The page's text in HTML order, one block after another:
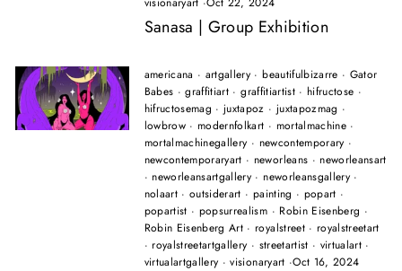
Sanasa | Group Exhibition
americana · artgallery ·beautifulbizarre · Gator
Babes ·graffitiart ·graffitiartist· hifructose ·
hifructosemag ·juxtapoz · juxtapozmag ·
lowbrow · modernfolkart · mortalmachine·
mortalmachinegallery · newcontemporary ·
newcontemporaryart · neworleans · neworleansart
· neworleansartgallery · neworleansgallery·
nolaart ·outsiderart · painting · popart ·
popartist · popsurrealism · Robin Eisenberg ·
Robin Eisenberg Art · royalstreet· royalstreetart
· royalstreetartgallery · streetartist · virtualart ·
virtualartgallery ·visionaryart ·Oct 16, 2024